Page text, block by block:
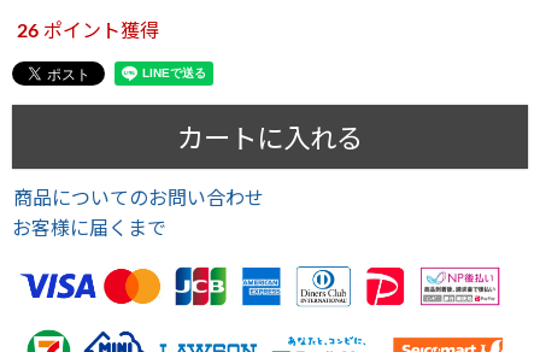
26 ポイント獲得
カートに入れる
商品についてのお問い合わせ
お客様に届くまで